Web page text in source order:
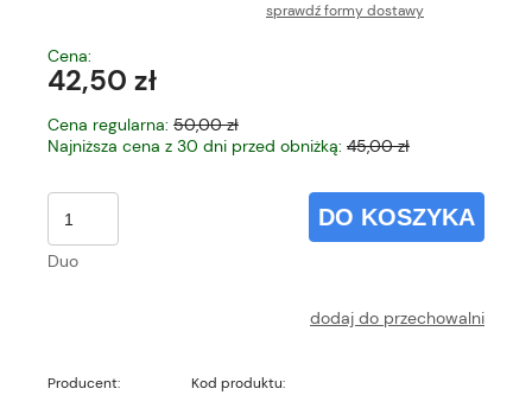
Cena nie zawiera ewentualnych kosztów płatności
sprawdź formy dostawy
Cena:
42,50 zł
Cena regularna: 50,00 zł
Najniższa cena z 30 dni przed obniżką: 45,00 zł
Duo
DO KOSZYKA
dodaj do przechowalni
Producent: Kod produktu: